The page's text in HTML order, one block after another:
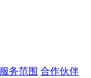
服务范围 合作伙伴